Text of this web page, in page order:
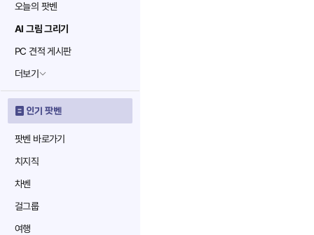
오늘의 팟벤
AI 그림 그리기
PC 견적 게시판
더보기
인기 팟벤
팟벤 바로가기
치지직
차벤
걸그룹
여행